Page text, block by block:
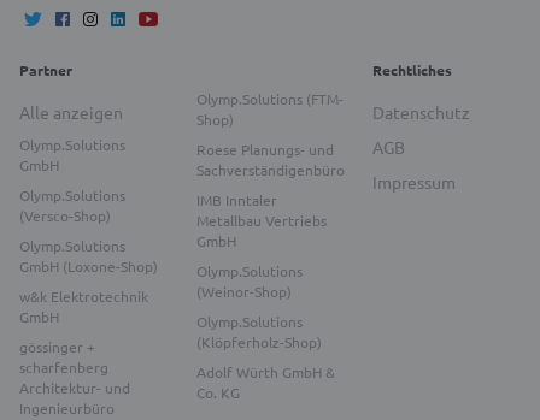
Partner
Alle anzeigen
Olymp.Solutions
GmbH
Olymp.Solutions
(Versco-Shop)
Olymp.Solutions
GmbH (Loxone-Shop)
w&k Elektrotechnik
GmbH
gössinger +
scharfenberg
Architektur- und
Ingenieurbüro
Olymp.Solutions (FTM-
Shop)
Roese Planungs- und
Sachverständigenbüro
IMB Inntaler
Metallbau Vertriebs
GmbH
Olymp.Solutions
(Weinor-Shop)
Olymp.Solutions
(Klöpferholz-Shop)
Adolf Würth GmbH &
Co. KG
Rechtliches
Datenschutz
AGB
Impressum